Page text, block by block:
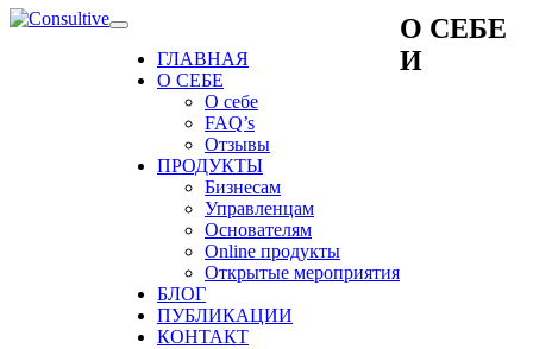
ГЛАВНАЯ
О СЕБЕ
О себе
FAQ’s
Отзывы
ПРОДУКТЫ
Бизнесам
Управленцам
Основателям
Online продукты
Открытые мероприятия
БЛОГ
ПУБЛИКАЦИИ
КОНТАКТ
О СЕБЕ
И